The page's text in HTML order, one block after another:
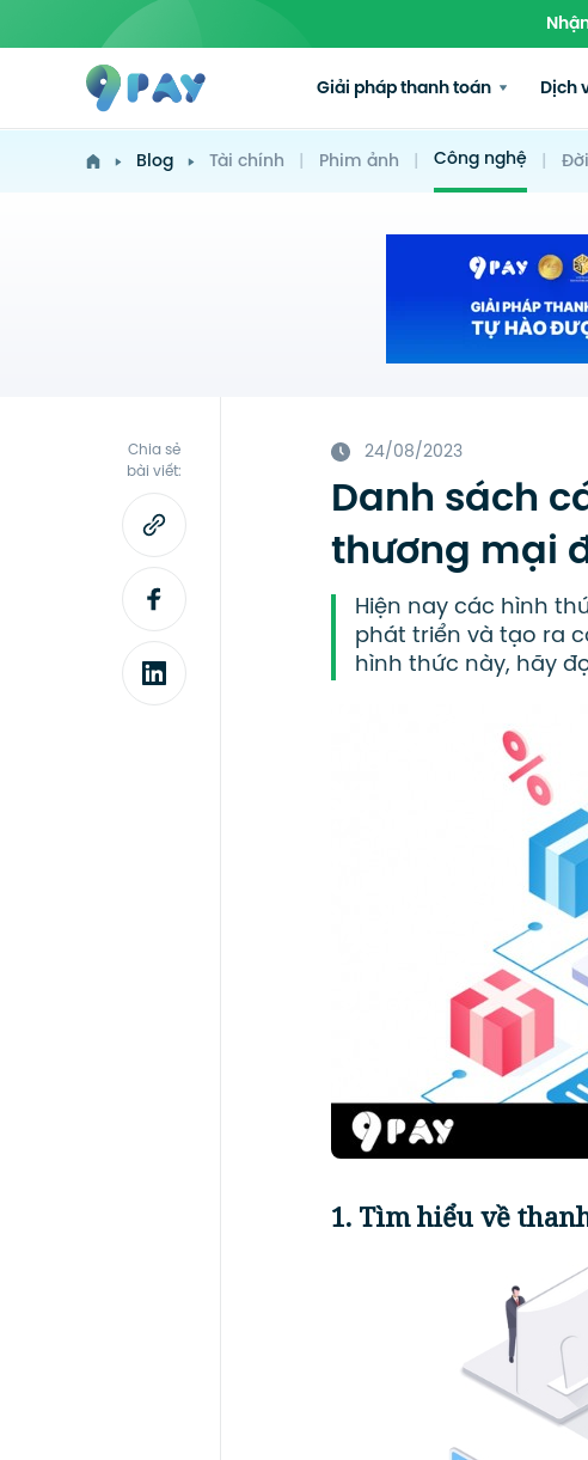
Giải pháp thanh toán Dịch
Blog Tài chính | Phim ảnh | Công nghệ |
Chia sẻ
bài viết:
24/08/2023
Danh sách
thương mại
Hiện nay các hình
phát triển và tạo ra
hình thức này, hãy
1. Tìm hiểu về